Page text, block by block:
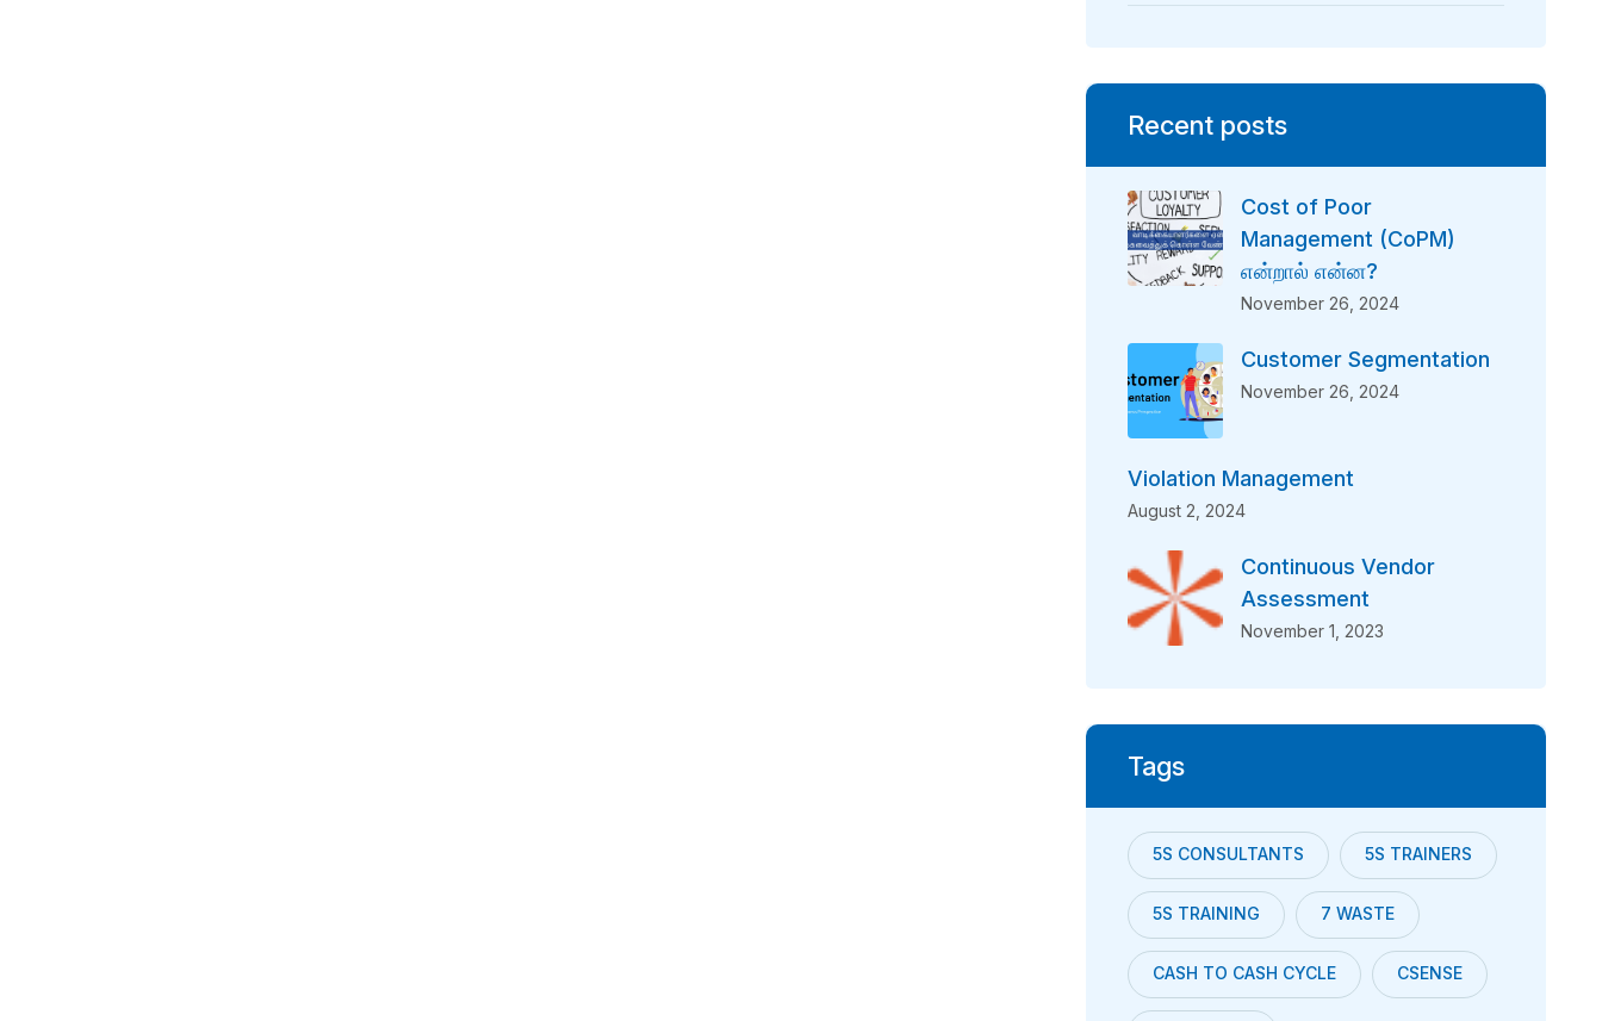
Recent posts
Cost of Poor
Management (CoPM)
என்றால் என்ன?
November 26, 2024
Customer Segmentation
November 26, 2024
Violation Management
August 2, 2024
Continuous Vendor
Assessment
November 1, 2023
Tags
5S CONSULTANTS 5S TRAINERS
5S TRAINING 7 WASTE
CASH TO CASH CYCLE CSENSE